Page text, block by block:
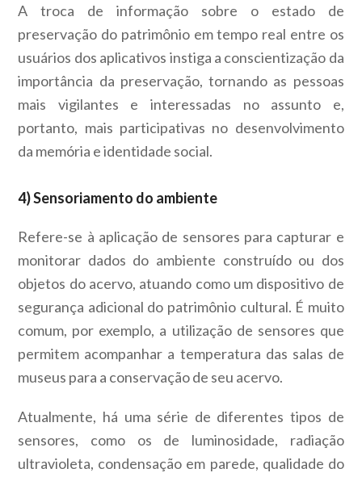
A troca de informação sobre o estado de
preservação do patrimônio em tempo real entre os
usuários dos aplicativos instiga a conscientização da
importância da preservação, tornando as pessoas
mais vigilantes e interessadas no assunto e,
portanto, mais participativas no desenvolvimento
da memória e identidade social.
4) Sensoriamento do ambiente
Refere-se à aplicação de sensores para capturar e
monitorar dados do ambiente construído ou dos
objetos do acervo, atuando como um dispositivo de
segurança adicional do patrimônio cultural. É muito
comum, por exemplo, a utilização de sensores que
permitem acompanhar a temperatura das salas de
museus para a conservação de seu acervo.
Atualmente, há uma série de diferentes tipos de
sensores, como os de luminosidade, radiação
ultravioleta, condensação em parede, qualidade do